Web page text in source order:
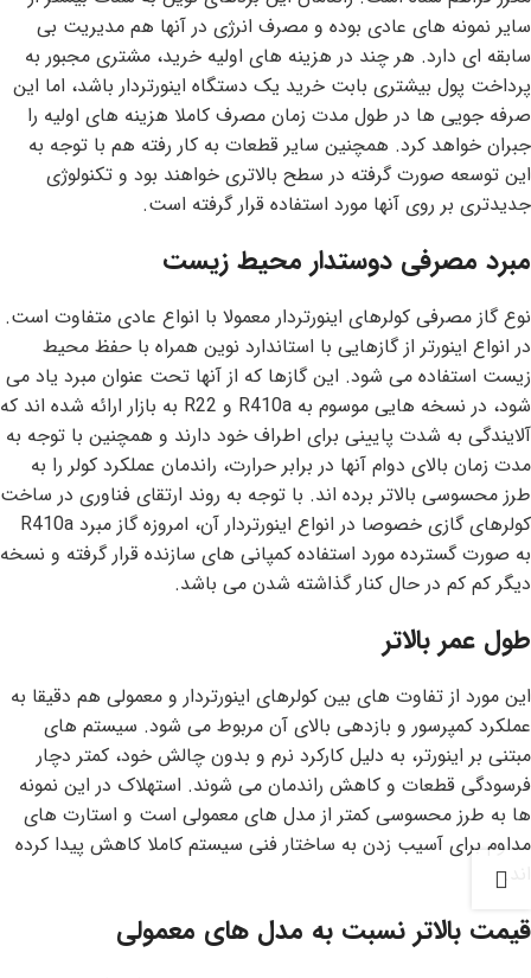
سایر نمونه های عادی بوده و مصرف انرژی در آنها هم مدیریت بی
سابقه ای دارد. هر چند در هزینه های اولیه خرید، مشتری مجبور به
پرداخت پول بیشتری بابت خرید یک دستگاه اینورتردار باشد، اما این
صرفه جویی ها در طول مدت زمان مصرف کاملا هزینه های اولیه را
جبران خواهد کرد. همچنین سایر قطعات به کار رفته هم با توجه به
این توسعه صورت گرفته در سطح بالاتری خواهند بود و تکنولوژی
جدیدتری بر روی آنها مورد استفاده قرار گرفته است.
مبرد مصرفی دوستدار محیط زیست
نوع گاز مصرفی کولرهای اینورتردار معمولا با انواع عادی متفاوت است.
در انواع اینورتر از گازهایی با استاندارد نوین همراه با حفظ محیط
زیست استفاده می شود. این گازها که از آنها تحت عنوان مبرد یاد می
شود، در نسخه هایی موسوم به R410a و R22 به بازار ارائه شده اند که
آلایندگی به شدت پایینی برای اطراف خود دارند و همچنین با توجه به
مدت زمان بالای دوام آنها در برابر حرارت، راندمان عملکرد کولر را به
طرز محسوسی بالاتر برده اند. با توجه به روند ارتقای فناوری در ساخت
کولرهای گازی خصوصا در انواع اینورتردار آن، امروزه گاز مبرد R410a
به صورت گسترده مورد استفاده کمپانی های سازنده قرار گرفته و نسخه
دیگر کم کم در حال کنار گذاشته شدن می باشد.
طول عمر بالاتر
این مورد از تفاوت های بین کولرهای اینورتردار و معمولی هم دقیقا به
عملکرد کمپرسور و بازدهی بالای آن مربوط می شود. سیستم های
مبتنی بر اینورتر، به دلیل کارکرد نرم و بدون چالش خود، کمتر دچار
فرسودگی قطعات و کاهش راندمان می شوند. استهلاک در این نمونه
ها به طرز محسوسی کمتر از مدل های معمولی است و استارت های
مداوم برای آسیب زدن به ساختار فنی سیستم کاملا کاهش پیدا کرده
اند.
قیمت بالاتر نسبت به مدل های معمولی